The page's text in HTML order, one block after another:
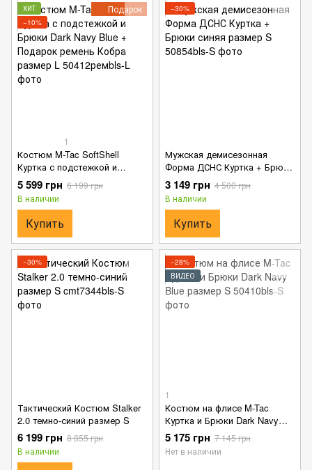
Подарок
ХИТ
−10%
1
Костюм M-Tac SoftShell
Куртка с подстежкой и
Брюки Dark Navy Blue +
Подарок ремень Кобра
размер L
5 599 грн 6 199 грн
В наличии
Купить
−30%
Мужская демисезонная
Форма ДСНС Куртка + Брюки
синяя размер S
3 149 грн 4 500 грн
В наличии
Купить
−30%
Тактический Костюм Stalker
2.0 темно-синий размер S
6 199 грн 8 855 грн
В наличии
−28%
ВИДЕО
1
Костюм на флисе M-Tac
Куртка и Брюки Dark Navy
Blue размер S
5 175 грн 7 145 грн
Нет в наличии